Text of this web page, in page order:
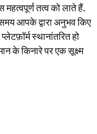
तत्व को लाते हैं.
आपके द्वारा अनुभव किए
स्थानांतरित हो
के किनारे पर एक सूक्ष्म